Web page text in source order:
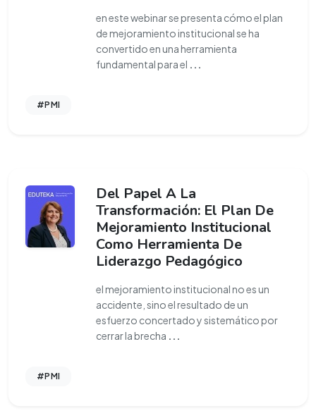
en este webinar se presenta cómo el plan
de mejoramiento institucional se ha
convertido en una herramienta
fundamental para el ...
#PMI
Del Papel A La
Transformación: El Plan De
Mejoramiento Institucional
Como Herramienta De
Liderazgo Pedagógico
el mejoramiento institucional no es un
accidente, sino el resultado de un
esfuerzo concertado y sistemático por
cerrar la brecha ...
#PMI